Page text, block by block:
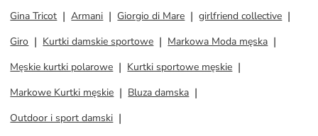
Gina Tricot
Armani Giorgio di Mare
girlfriend collective
Giro
Kurtki damskie sportowe
Markowa Moda męska
Męskie kurtki polarowe
Kurtki sportowe męskie
Markowe Kurtki męskie
Bluza damska
Outdoor i sport damski